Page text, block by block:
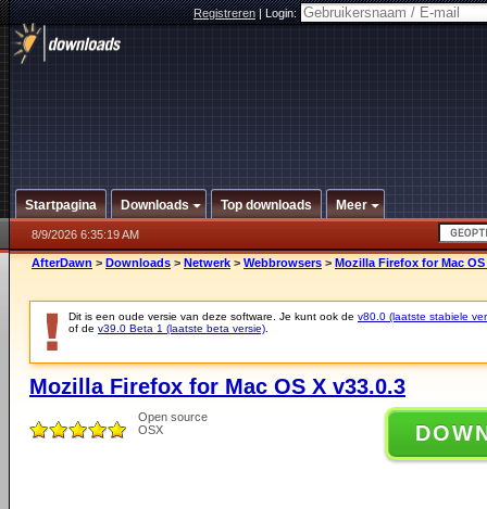
Registreren|Login:
Startpagina Downloads Top downloads Meer
8/9/2026 6:35:19 AM
AfterDawn > Downloads > Netwerk > Webbrowsers > Mozilla Firefox for Mac OS
Dit is een oude versie van deze software. Je kunt ook de v80.0 (laatste stabiele
of de v39.0 Beta 1 (laatste beta versie)
Mozilla Firefox for Mac OS X v33.0.3
Open source
OSX